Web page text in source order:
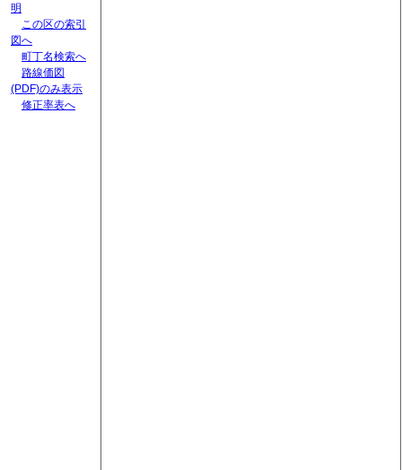
明
この区の索引
図へ
町丁名検索へ
路線価図
(PDF)のみ表示
修正率表へ